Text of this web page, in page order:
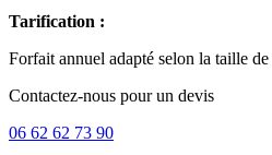
Tarification :
Forfait annuel adapté selon la taille
Contactez-nous pour un devis
06 62 62 73 90